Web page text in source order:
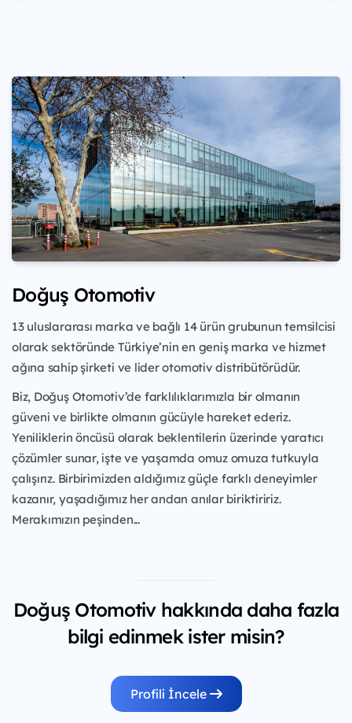
Doğuş Otomotiv
13 uluslararası marka ve bağlı 14 ürün grubunun temsilcisi
olarak sektöründe Türkiye’nin en geniş marka ve hizmet
ağına sahip şirketi ve lider otomotiv distribütörüdür.
Biz, Doğuş Otomotiv’de farklılıklarımızla bir olmanın
güveni ve birlikte olmanın gücüyle hareket ederiz.
Yeniliklerin öncüsü olarak beklentilerin üzerinde yaratıcı
çözümler sunar, işte ve yaşamda omuz omuza tutkuyla
çalışırız. Birbirimizden aldığımız güçle farklı deneyimler
kazanır, yaşadığımız her andan anılar biriktiririz.
Merakımızın peşinden...
Doğuş Otomotiv hakkında daha fazla
bilgi edinmek ister misin?
Profili İncele